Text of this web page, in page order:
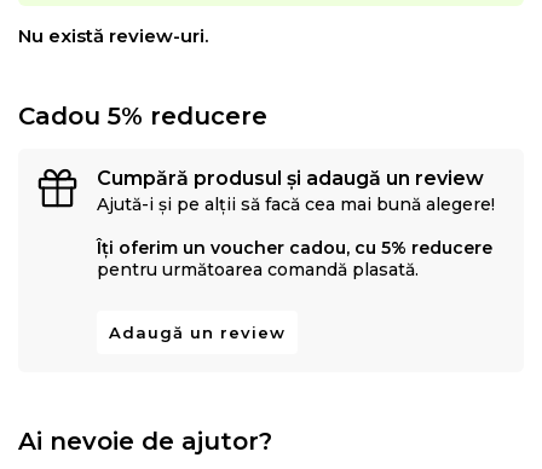
Nu există review-uri.
Cadou 5% reducere
Cumpără produsul și adaugă un review
Ajută-i și pe alții să facă cea mai bună alegere!
Îți oferim un voucher cadou, cu 5% reducere
pentru următoarea comandă plasată.
Adaugă un review
Ai nevoie de ajutor?